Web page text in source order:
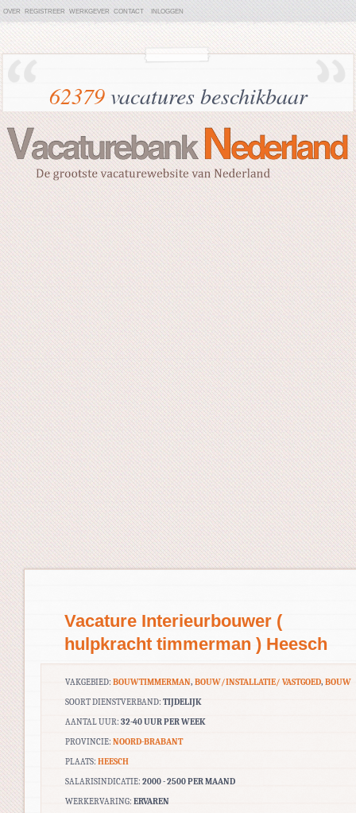
OVER REGISTREER WERKGEVER CONTACT INLOGGEN
62379vacatures beschikbaar
Vacature Interieurbouwer (
hulpkracht timmerman ) Heesch
VAKGEBIED: BOUWTIMMERMAN, BOUW/INSTALLATIE/ VASTGOED, BOUW
SOORT DIENSTVERBAND: TIJDELIJK
AANTAL UUR: 32-40 UUR PER WEEK
PROVINCIE: NOORD-BRABANT
PLAATS: HEESCH
SALARISINDICATIE: 2000 - 2500 PER MAAND
WERKERVARING: ERVAREN